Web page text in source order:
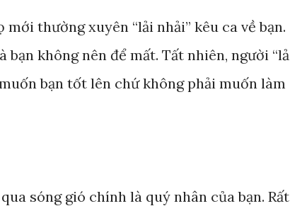
thường xuyên “lải nhải” kêu ca về bạn.
không nên để mất. Tất nhiên, người
bạn tốt lên chứ không phải muốn làm
sóng gió chính là quý nhân của bạn. Rất